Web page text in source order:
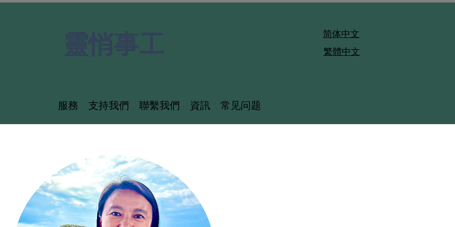
​简体中文
繁體中文
服務 支持我們 聯繫我們 資訊 常见问题